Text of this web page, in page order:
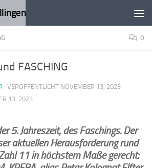
0
FASCHING
· VERÖFFENTLICHT NOVEMBER 13, 2023 ·
13, 2023
5. Jahreszeit, des Faschings. Der
aktuellen Herausforderung rund
11 in höchstem Maße gerecht: